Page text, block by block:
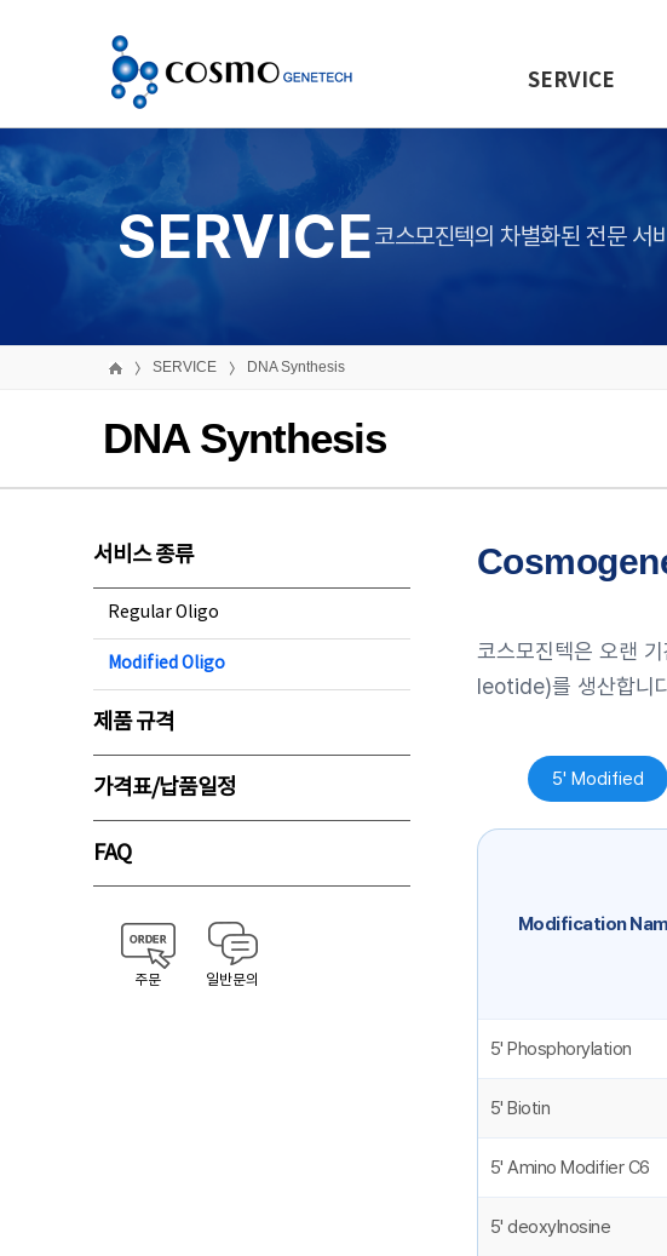
SERVICE
SERVICE코스모진텍의 차별화된 전문 서
SERVICE DNA Synthesis
DNA Synthesis
서비스 종류
Regular Oligo
Modified Oligo
제품 규격
가격표/납품일정
FAQ
주문 일반문의
코스모진텍은 오랜
leotide)를 생산합니
5' Modified
Modification
5' Phosphorylation
5' Biotin
5' Amino Modifier C6
5' deoxyInosine